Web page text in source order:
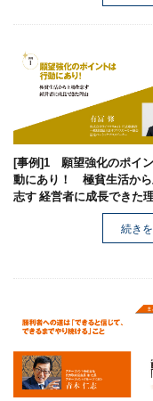
[事例]1 願望強化のポイ
動にあり！ 極貧生活か
志す 経営者に成長できた
続き